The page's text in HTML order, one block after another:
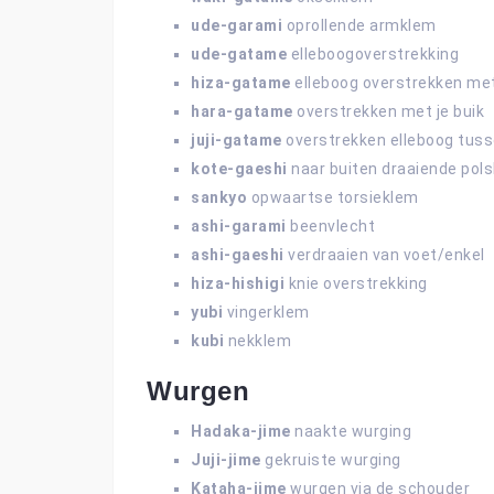
ude-garami oprollende armklem
ude-gatame elleboogoverstrekking
hiza-gatame elleboog overstrekken
hara-gatame overstrekken met je buik
juji-gatame overstrekken elleboog
kote-gaeshi naar buiten draaiende
sankyo opwaartse torsieklem
ashi-garami beenvlecht
ashi-gaeshi verdraaien van voet/enkel
hiza-hishigi knie overstrekking
yubi vingerklem
kubi nekklem
Wurgen
Hadaka-jime naakte wurging
Juji-jime gekruiste wurging
Kataha-jime wurgen via de schouder